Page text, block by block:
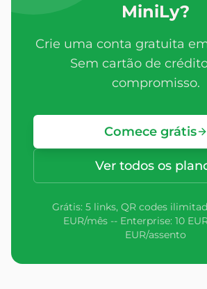
MiniLy?
Crie uma conta gratuita
Sem cartão de
compromisso.
Comece grátis
Ver todos os
Grátis: 5 links, QR codes
EUR/mês -- Enterprise: 10
EUR/assento